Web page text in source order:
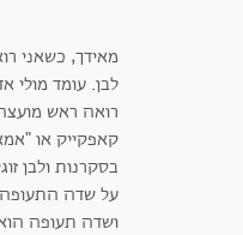
מאידך, כשאני
לבן. עומד מולי
רואה ראש
קאפקייק או
בסקרנות ולבן
על שדה התעופה.
ושדה תעופה